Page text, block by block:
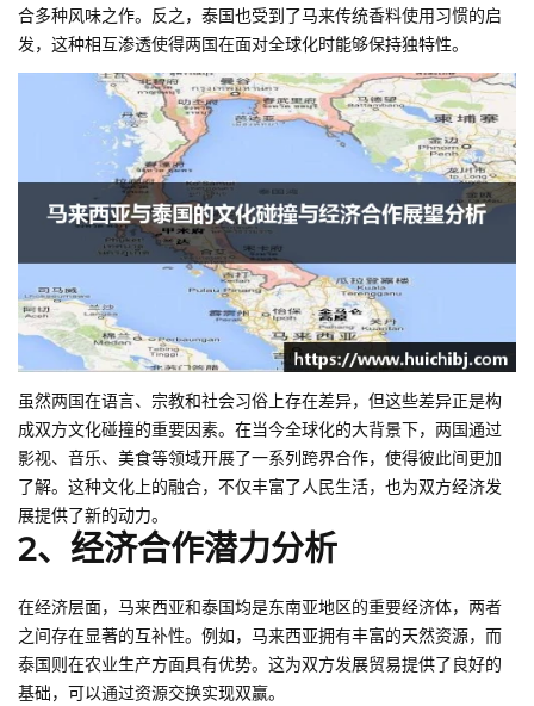
合多种风味之作。反之，泰国也受到了马来传统香料使用习惯的启
发，这种相互渗透使得两国在面对全球化时能够保持独特性。
虽然两国在语言、宗教和社会习俗上存在差异，但这些差异正是构
成双方文化碰撞的重要因素。在当今全球化的大背景下，两国通过
影视、音乐、美食等领域开展了一系列跨界合作，使得彼此间更加
了解。这种文化上的融合，不仅丰富了人民生活，也为双方经济发
展提供了新的动力。
2、经济合作潜力分析
在经济层面，马来西亚和泰国均是东南亚地区的重要经济体，两者
之间存在显著的互补性。例如，马来西亚拥有丰富的天然资源，而
泰国则在农业生产方面具有优势。这为双方发展贸易提供了良好的
基础，可以通过资源交换实现双赢。